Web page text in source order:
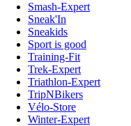
Smash-Expert
Sneak'In
Sneakids
Sport is good
Training-Fit
Trek-Expert
Triathlon-Expert
TripNBikers
Vélo-Store
Winter-Expert